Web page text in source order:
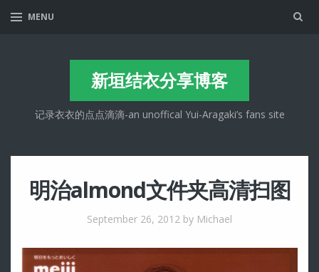
MENU
新垣结衣分享博客
记录衣衣的点点滴滴-an unoffical Yui-Aragaki’s fans site
明治almond文件夹高清扫图
September 26, 2012 by Michael